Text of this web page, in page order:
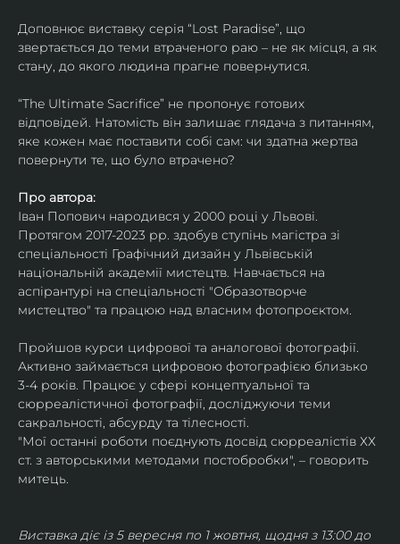
Доповнює виставку серія “Lost Paradise”, що
звертається до теми втраченого раю – не як місця, а як
стану, до якого людина прагне повернутися.
“The Ultimate Sacrifice” не пропонує готових
відповідей. Натомість він залишає глядача з питанням,
яке кожен має поставити собі сам: чи здатна жертва
повернути те, що було втрачено?
Про автора:
Іван Попович народився у 2000 році у Львові.
Протягом 2017-2023 рр. здобув ступінь магістра зі
спеціальності Графічний дизайн у Львівській
національній академії мистецтв. Навчається на
аспірантурі на спеціальності "Образотворче
мистецтво" та працюю над власним фотопроєктом.
Пройшов курси цифрової та аналогової фотографії.
Активно займається цифровою фотографією близько
3-4 років. Працює у сфері концептуальної та
сюрреалістичної фотографії, досліджуючи теми
сакральності, абсурду та тілесності.
"Мої останні роботи поєднують досвід сюрреалістів ХХ
ст. з авторськими методами постобробки", – говорить
митець.
Виставка діє із 5 вересня по 1 жовтня, щодня з 13:00 до